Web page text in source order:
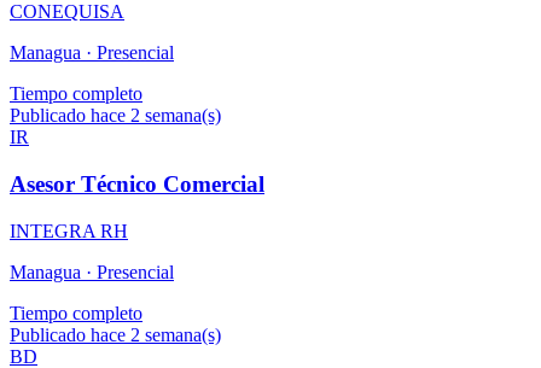
CONEQUISA
Managua · Presencial
Tiempo completo
Publicado hace 2 semana(s)
IR
Asesor Técnico Comercial
INTEGRA RH
Managua · Presencial
Tiempo completo
Publicado hace 2 semana(s)
BD